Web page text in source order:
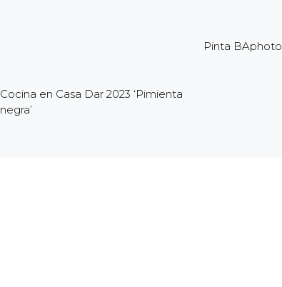
Cocina en Casa Dar 2023 ‘Pimienta
negra’
Pinta BAphoto